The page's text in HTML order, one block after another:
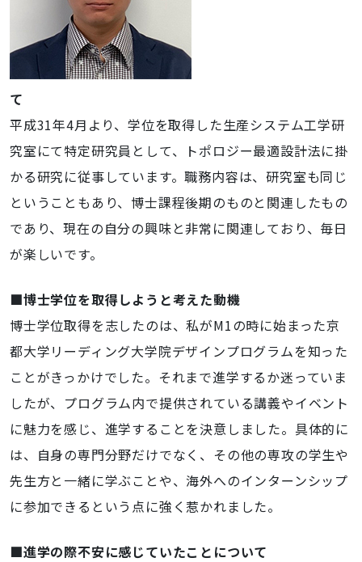
て
平成31年4月より、学位を取得した生産システム工学研
究室にて特定研究員として、トポロジー最適設計法に掛
かる研究に従事しています。職務内容は、研究室も同じ
ということもあり、博士課程後期のものと関連したもの
であり、現在の自分の興味と非常に関連しており、毎日
が楽しいです。
■博士学位を取得しようと考えた動機
博士学位取得を志したのは、私がM1の時に始まった京
都大学リーディング大学院デザインプログラムを知った
ことがきっかけでした。それまで進学するか迷っていま
したが、プログラム内で提供されている講義やイベント
に魅力を感じ、進学することを決意しました。具体的に
は、自身の専門分野だけでなく、その他の専攻の学生や
先生方と一緒に学ぶことや、海外へのインターンシップ
に参加できるという点に強く惹かれました。
■進学の際不安に感じていたことについて